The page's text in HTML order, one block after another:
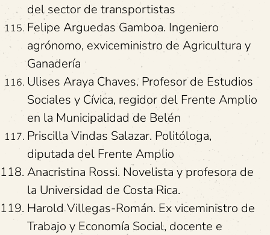
del sector de transportistas
Felipe Arguedas Gamboa. Ingeniero
agrónomo, exviceministro de Agricultura y
Ganadería
Ulises Araya Chaves. Profesor de Estudios
Sociales y Cívica, regidor del Frente Amplio
en la Municipalidad de Belén
Priscilla Vindas Salazar. Politóloga,
diputada del Frente Amplio
Anacristina Rossi. Novelista y profesora de
la Universidad de Costa Rica.
Harold Villegas-Román. Ex viceministro de
Trabajo y Economía Social, docente e